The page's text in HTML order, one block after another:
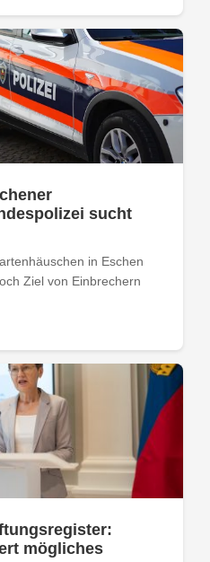
sucht
in Eschen
Ziel von Einbrechern
mögliches